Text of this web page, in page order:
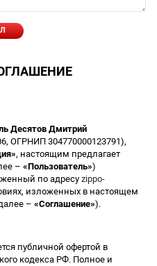
Десятов Дмитрий
ОГРНИП 304770000123791),
, настоящим предлагает
– «Пользователь»)
по адресу zippo-
изложенных в настоящем
– «Соглашение»).
публичной офертой в
кодекса РФ. Полное и